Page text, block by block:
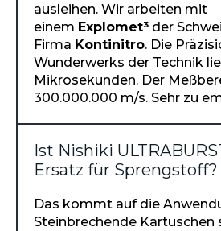
ausleihen. Wir arbeiten mit
einem Explomet³ der
Firma Kontinitro. Die
Wunderwerks der Technik
Mikrosekunden. Der
300.000.000 m/s. Sehr zu
Ist Nishiki
Ersatz für Sprengstoff?
Das kommt auf die
Steinbrechende Kartuschen